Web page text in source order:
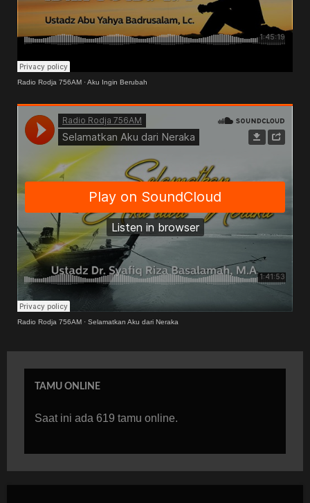
Radio Rodja 756AM ·Aku Ingin Berubah
Radio Rodja 756AM · Selamatkan Aku dari Neraka
TAMU ONLINE
Saat ini ada 619 tamu online.